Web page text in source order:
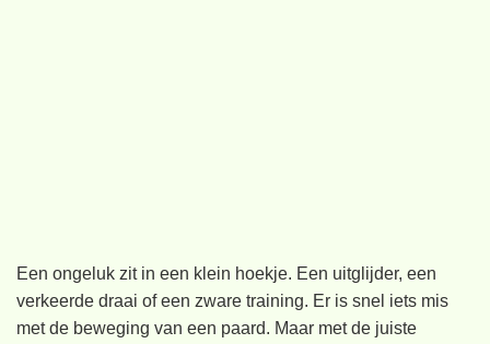
Een ongeluk zit in een klein hoekje. Een uitglijder, een
verkeerde draai of een zware training. Er is snel iets mis
met de beweging van een paard. Maar met de juiste